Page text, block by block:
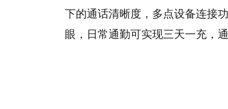
下的通话清晰度，多点设备连接
眼，日常通勤可实现三天一充，